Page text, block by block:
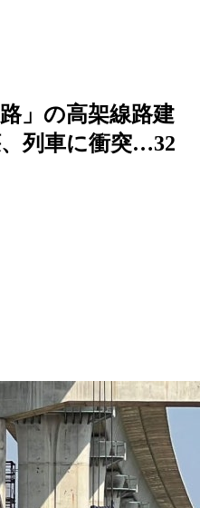
」の高架線路建
列車に衝突…32